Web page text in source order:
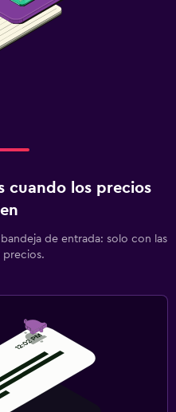
cuando los precios
de entrada: solo con las
precios.